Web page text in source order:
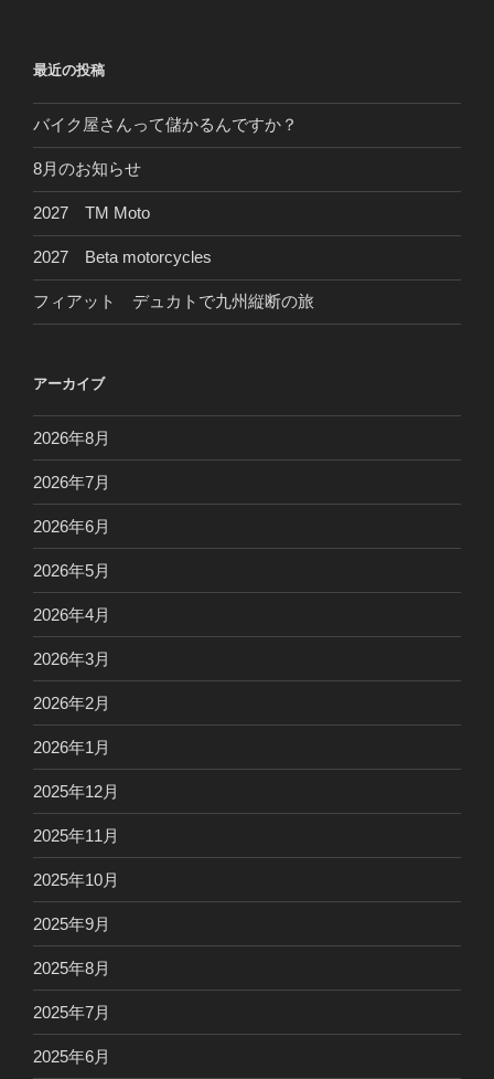
ン
最近の投稿
バイク屋さんって儲かるんですか？
8月のお知らせ
2027 TM Moto
2027 Beta motorcycles
フィアット デュカトで九州縦断の旅
アーカイブ
2026年8月
2026年7月
2026年6月
2026年5月
2026年4月
2026年3月
2026年2月
2026年1月
2025年12月
2025年11月
2025年10月
2025年9月
2025年8月
2025年7月
2025年6月